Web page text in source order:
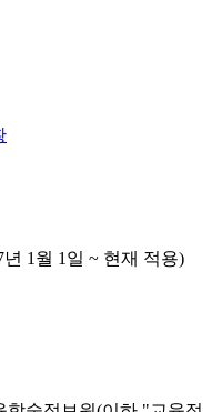
1월 1일 ~ 현재 적용)